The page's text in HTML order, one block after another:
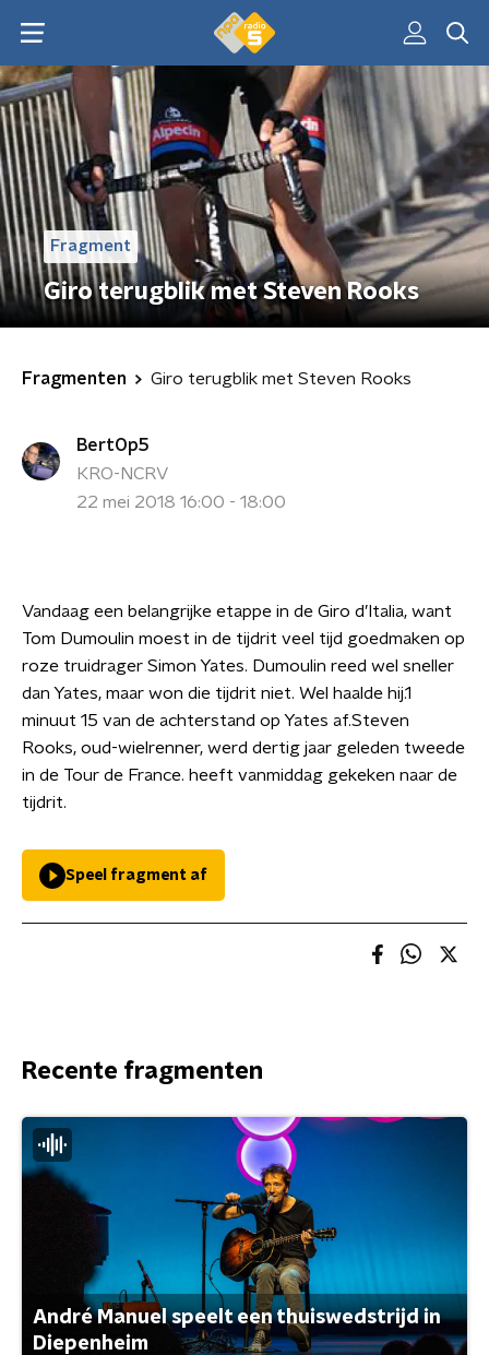
Fragment
Giro terugblik met Steven Rooks
Fragmenten Giro terugblik met Steven Rooks
BertOp5
KRO-NCRV
22 mei 2018 16:00 - 18:00
Vandaag een belangrijke etappe in de Giro d’Italia, want
Tom Dumoulin moest in de tijdrit veel tijd goedmaken op
roze truidrager Simon Yates. Dumoulin reed wel sneller
dan Yates, maar won die tijdrit niet. Wel haalde hij.1
minuut 15 van de achterstand op Yates af.Steven
Rooks, oud-wielrenner, werd dertig jaar geleden tweede
in de Tour de France. heeft vanmiddag gekeken naar de
tijdrit.
Speel fragment af
Recente fragmenten
André Manuel speelt een thuiswedstrijd in
Diepenheim